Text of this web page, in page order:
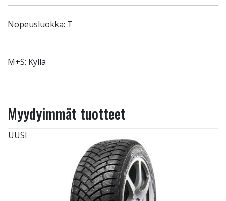
Nopeusluokka: T
M+S: Kyllä
Myydyimmät tuotteet
UUSI